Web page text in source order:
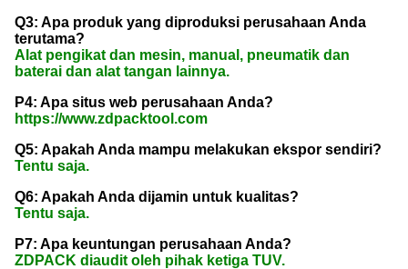
Q3: Apa produk yang diproduksi perusahaan Anda
terutama?
Alat pengikat dan mesin, manual, pneumatik dan
baterai dan alat tangan lainnya.
P4: Apa situs web perusahaan Anda?
https://www.zdpacktool.com
Q5: Apakah Anda mampu melakukan ekspor sendiri?
Tentu saja.
Q6: Apakah Anda dijamin untuk kualitas?
Tentu saja.
P7: Apa keuntungan perusahaan Anda?
ZDPACK diaudit oleh pihak ketiga TUV.